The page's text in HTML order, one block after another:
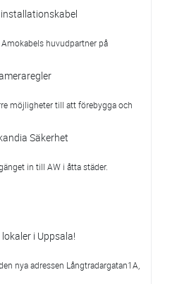
huvudpartner på
möjligheter till att förebygga och
Säkerhet
in till AW i åtta städer.
i Uppsala!
nya adressen Långtradargatan1A,